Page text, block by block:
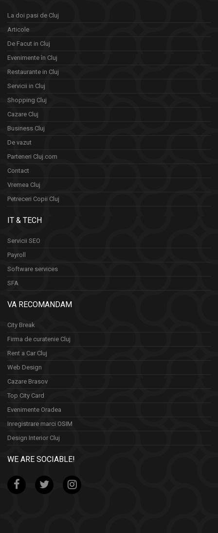
La doi pasi de Cluj
Articole
De Facut in Cluj
Evenimente în Cluj
Restaurante in Cluj
Servicii in Cluj
Shopping Cluj
Cazare Cluj
Business Cluj
De vazut
Parteneri Cluj.com
Contact
Vremea Cluj
Petreceri Copii Cluj
IT & TECH
Servicii SEO
Payroll
Software services
SFA
VA RECOMANDAM
City Break
Firma de curatenie Cluj
Rent a Car Cluj
Web Design
Cazare Brasov
Top City Card
Evenimente Oradea
Inregistrare marci OSIM
Design Interior Cluj
WE ARE SOCIABLE!